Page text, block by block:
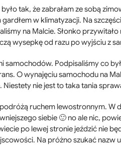
tak, że zabrałam ze sobą
w klimatyzacji. Na
na Malcie. Słonko
wysepkę od razu po wyjściu z
samochodów. Podpisaliśmy co
O wynajęciu samochodu na
nie jest to taka tania
ruchem lewostronnym. W
siebie 🙂 no ale nic,
po lewej stronie jeździć nie
Na próżno szukać nazw